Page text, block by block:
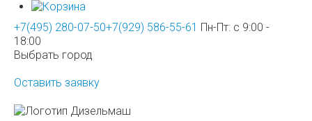
+7(495) 280-07-50+7(929) 586-55-61 Пн-Пт: с 9:00 -
18:00
Выбрать город
Оставить заявку